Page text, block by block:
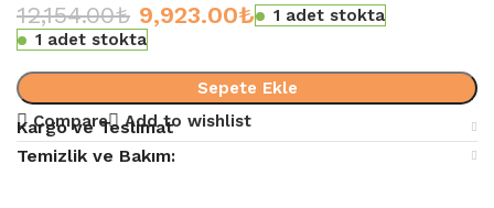
12,154.00₺ 9,923.00₺
1 adet stokta
1 adet stokta
Sepete Ekle
Compare
Add to wishlist
Kargo ve Teslimat
Temizlik ve Bakım: